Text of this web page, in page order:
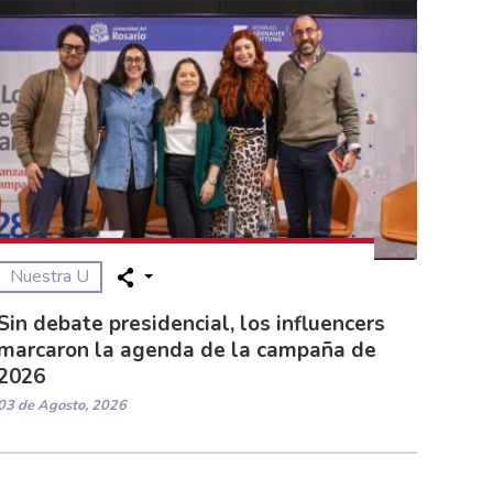
Nuestra U
debate presidencial, los influencers
la agenda de la campaña de
de Agosto, 2026